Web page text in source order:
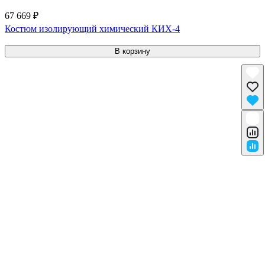
67 669 ₽
Костюм изолирующий химический КИХ-4
В корзину